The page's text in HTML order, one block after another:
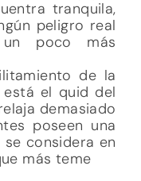
tranquila,
peligro real
poco más
de la
el quid del
demasiado
poseen una
considera en
más teme